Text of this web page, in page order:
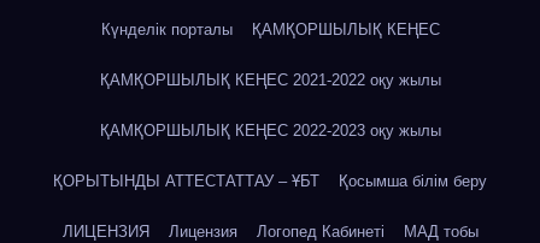
Күнделік порталы ҚАМҚОРШЫЛЫҚ КЕҢЕС
ҚАМҚОРШЫЛЫҚ КЕҢЕС 2021-2022 оқу жылы
ҚАМҚОРШЫЛЫҚ КЕҢЕС 2022-2023 оқу жылы
ҚОРЫТЫНДЫ АТТЕСТАТТАУ – ҰБТ Қосымша білім беру
ЛИЦЕНЗИЯ Лицензия Логопед Кабинеті МАД тобы